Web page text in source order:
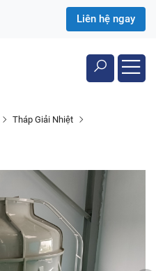
Liên hệ ngay
Tháp Giải Nhiệt